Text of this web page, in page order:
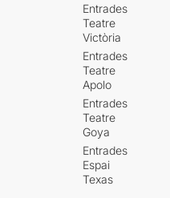
Entrades
Teatre
Victòria
Entrades
Teatre
Apolo
Entrades
Teatre
Goya
Entrades
Espai
Texas